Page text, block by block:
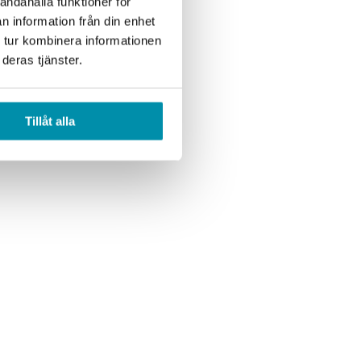
information från din enhet
kombinera informationen
tjänster.
Tillåt alla